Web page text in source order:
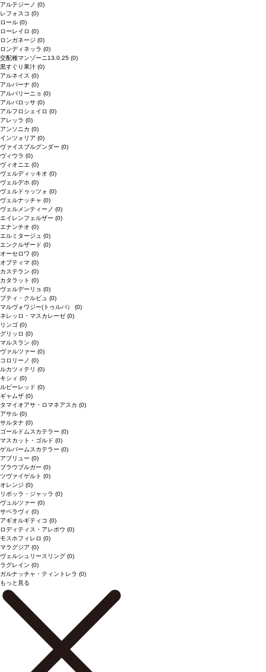
アルテジーノ (0)
レフォスコ (0)
ロール (0)
ローレイロ (0)
ロンガネージ (0)
ロンディネッラ (0)
交配種マンゾーニ13.0.25 (0)
黒すぐり果汁 (0)
アルネイス (0)
アルバーナ (0)
アルバリーニョ (0)
アルバロッサ (0)
アルフロシェイロ (0)
アレッラ (0)
アンソニカ (0)
インツォリア (0)
ヴァイスブルグンダー (0)
ヴィウラ (0)
ヴィオニエ (0)
ヴェルディッキオ (0)
ヴェルデホ (0)
ヴェルドゥッツォ (0)
ヴェルナッチャ (0)
ヴェルメンティーノ (0)
エイレンフェルザー (0)
エナンチオ (0)
エルミタージュ (0)
エンクルザード (0)
オーセロワ (0)
オプティマ (0)
カステラン (0)
カタラット (0)
ヴェルデーリョ (0)
プティ・クルビュ (0)
マルヴォワジー(トゥルバ） (0)
ネレッロ・マスカレーゼ (0)
リンゴ (0)
グリッロ (0)
マルスラン (0)
ヴァルツァー (0)
コロリーノ (0)
ルカツィテリ (0)
キシィ (0)
ルビーレッド (0)
ギャムザ (0)
タマイオアサ・ロマネアスカ (0)
アサル (0)
サルタナ (0)
ゴールドムスカテラー (0)
マスカット・ゴルド (0)
ゲルバームスカテラー (0)
アブリュー (0)
ブラウブルガー (0)
ツヴァイゲルト (0)
オレンジ (0)
リボッラ・ジャッラ (0)
ヴュルツァー (0)
サペラヴィ (0)
アギオルギティコ (0)
ロディティス・アレポウ (0)
モスホフィレロ (0)
マラグジア (0)
ヴェルシュリースリング (0)
ラグレイン (0)
ガルナッチャ・ティントレラ (0)
もっと見る